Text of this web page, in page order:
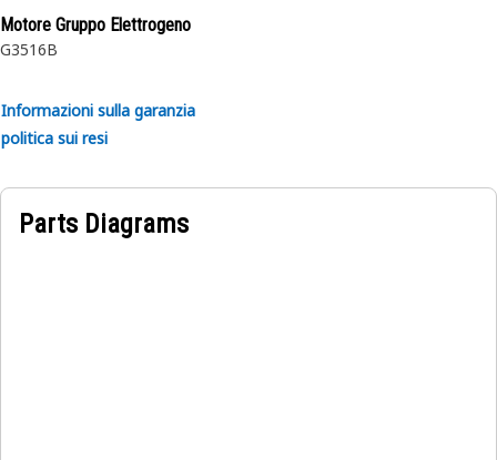
Motore Gruppo Elettrogeno
G3516B
Informazioni sulla garanzia
politica sui resi
Parts Diagrams